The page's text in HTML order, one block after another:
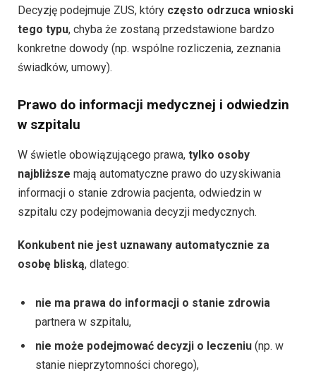
Decyzję podejmuje ZUS, który często odrzuca wnioski
tego typu, chyba że zostaną przedstawione bardzo
konkretne dowody (np. wspólne rozliczenia, zeznania
świadków, umowy).
Prawo do informacji medycznej i odwiedzin
w szpitalu
W świetle obowiązującego prawa, tylko osoby
najbliższe mają automatyczne prawo do uzyskiwania
informacji o stanie zdrowia pacjenta, odwiedzin w
szpitalu czy podejmowania decyzji medycznych.
Konkubent nie jest uznawany automatycznie za
osobę bliską, dlatego:
nie ma prawa do informacji o stanie zdrowia
partnera w szpitalu,
nie może podejmować decyzji o leczeniu (np. w
stanie nieprzytomności chorego),